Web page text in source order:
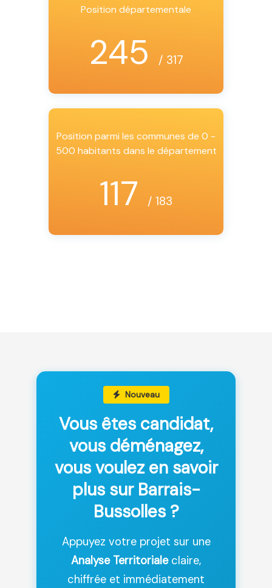
Position départementale
245 / 317
Position parmi les communes de 0 -
500 habitants dans le département
117 / 183
Nouveau
Vous êtes candidat,
vous déménagez,
vous voulez en savoir
plus sur Barrais-
Bussolles ?
Appuyez votre projet sur une
Analyse Territorialeclaire,
chiffrée et immédiatement